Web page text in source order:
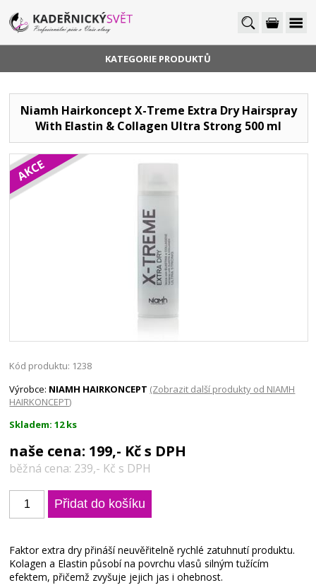
KATEGORIE PRODUKTŮ
Niamh Hairkoncept X-Treme Extra Dry Hairspray
With Elastin & Collagen Ultra Strong 500 ml
Kód produktu: 1238
Výrobce: NIAMH HAIRKONCEPT (Zobrazit další produkty od NIAMH
HAIRKONCEPT)
Skladem: 12 ks
naše cena: 199,- Kč s DPH
běžná cena: 239,- Kč s DPH
Faktor extra dry přináší neuvěřitelně rychlé zatuhnutí produktu.
Kolagen a Elastin působí na povrchu vlasů silným tužícím
efektem, přičemž zvyšuje jejich jas i ohebnost.